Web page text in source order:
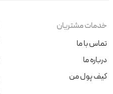
خدمات مشتریان
تماس با ما
درباره ما
کیف پول من